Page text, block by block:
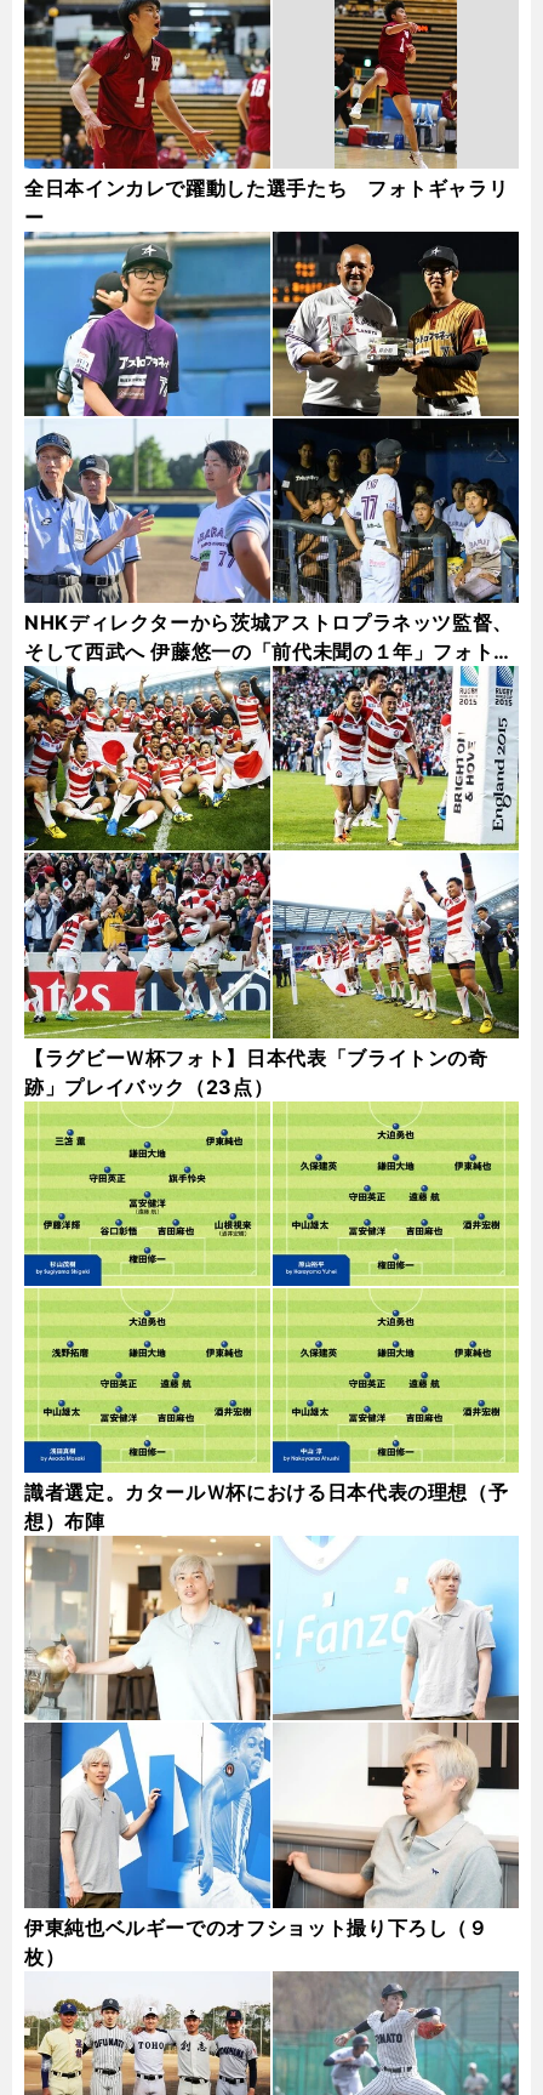
全日本インカレで躍動した選手たち フォトギャラリ
ー
NHKディレクターから茨城アストロプラネッツ監督、
そして西武へ 伊藤悠一の「前代未聞の１年」フォトギ
ャラリー
【ラグビーＷ杯フォト】日本代表「ブライトンの奇
跡」プレイバック（23点）
識者選定。カタールＷ杯における日本代表の理想（予
想）布陣
伊東純也ベルギーでのオフショット撮り下ろし（９
枚）